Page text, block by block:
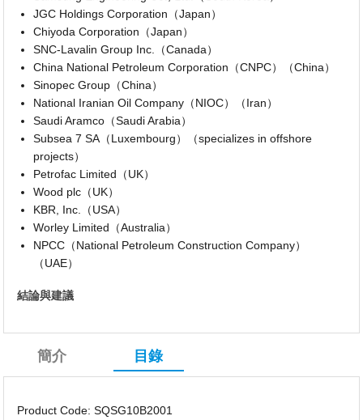
JGC Holdings Corporation（Japan）
Chiyoda Corporation（Japan）
SNC-Lavalin Group Inc.（Canada）
China National Petroleum Corporation（CNPC）（China）
Sinopec Group（China）
National Iranian Oil Company（NIOC）（Iran）
Saudi Aramco（Saudi Arabia）
Subsea 7 SA（Luxembourg）（specializes in offshore
projects）
Petrofac Limited（UK）
Wood plc（UK）
KBR, Inc.（USA）
Worley Limited（Australia）
NPCC（National Petroleum Construction Company）
（UAE）
結論與建議
簡介 目錄
Product Code: SQSG10B2001